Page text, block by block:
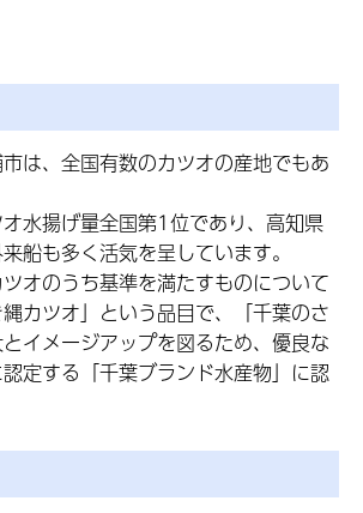
は、全国有数のカツオの産地でもあ
水揚げ量全国第1位であり、高知県
船も多く活気を呈しています。
オのうち基準を満たすものについて
カツオ」という品目で、「千葉のさ
イメージアップを図るため、優良な
定する「千葉ブランド水産物」に認